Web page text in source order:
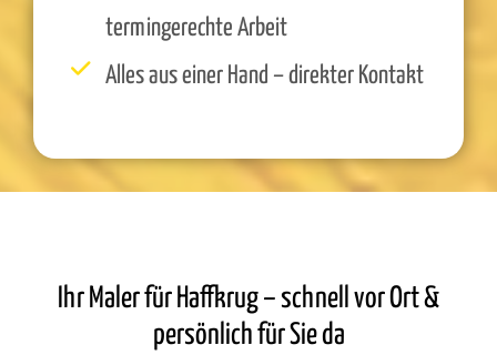
termingerechte Arbeit
Alles aus einer Hand – direkter Kontakt
Ihr Maler für Haffkrug – schnell vor Ort &
persönlich für Sie da